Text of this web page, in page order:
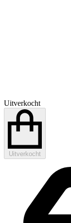
Uitverkocht
Uitverkocht